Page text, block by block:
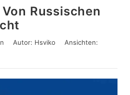
Russischen
Autor: Hsviko
Ansichten: